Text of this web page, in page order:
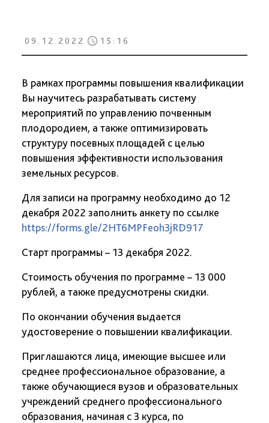
09.12.2022 15:16
В рамках программы повышения квалификации
Вы научитесь разрабатывать систему
мероприятий по управлению почвенным
плодородием, а также оптимизировать
структуру посевных площадей с целью
повышения эффективности использования
земельных ресурсов.
Для записи на программу необходимо до 12
декабря 2022 заполнить анкету по ссылке
https://forms.gle/2HT6MPFeoh3jRD917
Старт программы – 13 декабря 2022.
Стоимость обучения по программе – 13 000
рублей, а также предусмотрены скидки.
По окончании обучения выдается
удостоверение о повышении квалификации.
Приглашаются лица, имеющие высшее или
среднее профессиональное образование, а
также обучающиеся вузов и образовательных
учреждений среднего профессионального
образования, начиная с 3 курса, по